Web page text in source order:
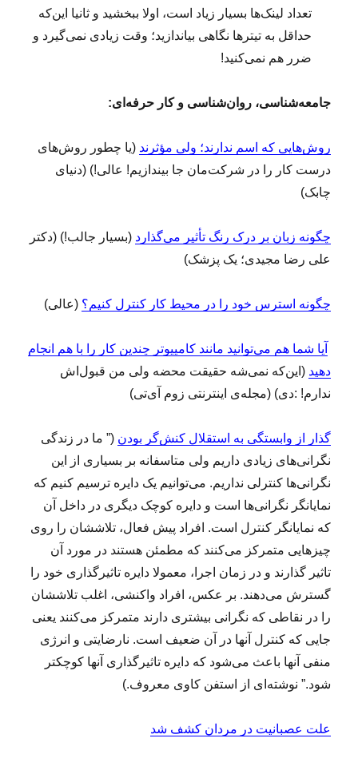
تعداد لینک‌ها بسیار زیاد است، اولا ببخشید و ثانیا این‌که
حداقل به تیترها نگاهی بیاندازید؛ وقت زیادی نمی‌گیرد و
ضرر هم نمی‌کنید!
جامعه‌شناسی، روان‌شناسی و کار حرفه‌ای:
روش‌هایی که اسم ندارند؛ ولی مؤثرند (یا چطور روش‌های
درست کار را در شرکت‌مان جا بیندازیم! عالی!) (دنیای
چابک)
چگونه زبان بر درک رنگ تأثیر می‌گذارد (بسیار جالب!) (دکتر
علی رضا مجیدی؛ یک پزشک)
چگونه استرس خود را در محیط کار کنترل کنیم؟ (عالی)
آیا شما هم می‌توانید مانند کامپیوتر چندین کار را با هم انجام
دهید (این‌که نمی‌شه حقیقت محضه ولی من قبول‌اش
ندارم! :دی) (مجله‌ی اینترنتی زوم‌ آی‌تی)
گذار از وابستگی به استقلال کنش‌گر بودن (” ما در زندگی
نگرانی‌های زیادی داریم ولی متاسفانه بر بسیاری از این
نگرانی‌ها کنترلی نداریم. می‌توانیم یک دایره ترسیم کنیم که
نمایانگر نگرانی‌ها است و دایره کوچک دیگری در داخل آن
که نمایانگر کنترل است. افراد پیش فعال، تلاششان را روی
چیزهایی متمرکز می‌کنند که مطمئن هستند در مورد آن
تاثیر گذارند و در زمان اجرا، معمولا دایره تاثیرگذاری خود را
گسترش می‌دهند. بر عکس، افراد واکنشی، اغلب تلاششان
را در نقاطی که نگرانی بیشتری دارند متمرکز می‌کنند یعنی
جایی که کنترل آنها در آن ضعیف است. نارضایتی و انرژی
منفی آنها باعث می‌شود که دایره تاثیرگذاری آنها کوچکتر
شود.” نوشته‌ای از استفن کاوی معروف.)
علت عصبانیت در مردان کشف شد